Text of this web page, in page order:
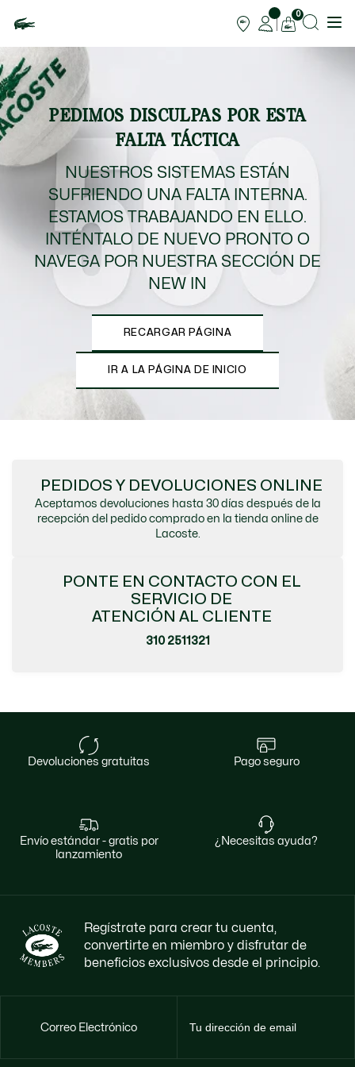
0
PEDIMOS DISCULPAS POR ESTA
FALTA TÁCTICA
NUESTROS SISTEMAS ESTÁN
SUFRIENDO UNA FALTA INTERNA.
ESTAMOS TRABAJANDO EN ELLO.
INTÉNTALO DE NUEVO PRONTO O
NAVEGA POR NUESTRA SECCIÓN DE
NEW IN
RECARGAR PÁGINA
IR A LA PÁGINA DE INICIO
PEDIDOS Y DEVOLUCIONES ONLINE
Aceptamos devoluciones hasta 30 días después de la
recepción del pedido comprado en la tienda online de
Lacoste.
PONTE EN CONTACTO CON EL
SERVICIO DE
ATENCIÓN AL CLIENTE
310 2511321
devoluciones gratuitas pago seguro
envío estándar - gratis por
lanzamiento
¿necesitas ayuda?
Regístrate para crear tu cuenta,
convertirte en miembro y disfrutar de
beneficios exclusivos desde el principio.
Correo Electrónico